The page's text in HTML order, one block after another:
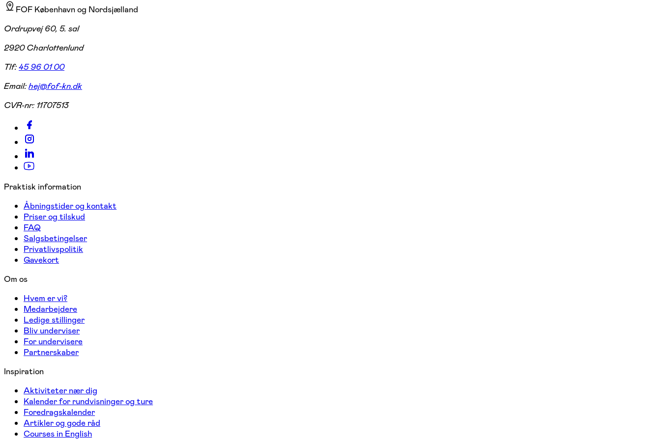
FOF København og Nordsjælland
Ordrupvej 60, 5. sal
2920 Charlottenlund
Tlf:45 96 01 00
Email:hej@fof-kn.dk
CVR-nr: 11707513
Praktisk information
Åbningstider og kontakt
Priser og tilskud
FAQ
Salgsbetingelser
Privatlivspolitik
Gavekort
Om os
Hvem er vi?
Medarbejdere
Ledige stillinger
Bliv underviser
For undervisere
Partnerskaber
Inspiration
Aktiviteter nær dig
Kalender for rundvisninger og ture
Foredragskalender
Artikler og gode råd
Courses in English